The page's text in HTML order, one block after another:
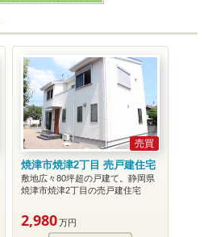
売買
焼津市焼津2丁目 売戸建住宅
敷地広々80坪超の戸建て。静岡県
焼津市焼津2丁目の売戸建住宅
2,980万円